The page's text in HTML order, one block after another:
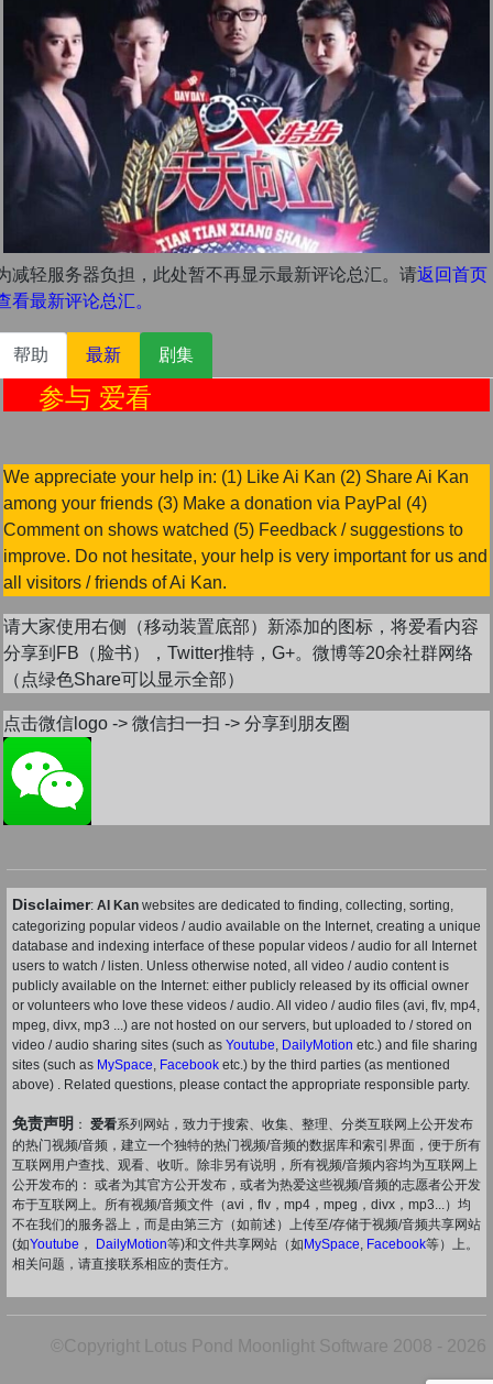
减轻服务器负担，此处暂不再显示最新评论总汇。请返回首页
看最新评论总汇。
帮助 最新 剧集
与 爱看
We appreciate your help in: (1) Like Ai Kan (2) Share Ai Kan
among your friends (3) Make a donation via PayPal (4)
Comment on shows watched (5) Feedback / suggestions to
improve. Do not hesitate, your help is very important for us and
all visitors / friends of Ai Kan.
请大家使用右侧（移动装置底部）新添加的图标，将爱看内容
分享到FB（脸书），Twitter推特，G+。微博等20余社群网络
（点绿色Share可以显示全部）
点击微信logo -> 微信扫一扫 -> 分享到朋友圈
Disclaimer: AI Kan websites are dedicated to finding, collecting, sorting,
categorizing popular videos / audio available on the Internet, creating a unique
database and indexing interface of these popular videos / audio for all Internet
users to watch / listen. Unless otherwise noted, all video / audio content is
publicly available on the Internet: either publicly released by its official owner
or volunteers who love these videos / audio. All video / audio files (avi, flv, mp4,
mpeg, divx, mp3 ...) are not hosted on our servers, but uploaded to / stored on
video / audio sharing sites (such as Youtube, DailyMotion etc.) and file sharing
sites (such as MySpace, Facebook etc.) by the third parties (as mentioned
above) . Related questions, please contact the appropriate responsible party.
免责声明 ： 爱看系列网站，致力于搜索、收集、整理、分类互联网上公开发布
的热门视频/音频，建立一个独特的热门视频/音频的数据库和索引界面，便于所有
互联网用户查找、观看、收听。除非另有说明，所有视频/音频内容均为互联网上
公开发布的： 或者为其官方公开发布，或者为热爱这些视频/音频的志愿者公开发
布于互联网上。所有视频/音频文件（avi，flv，mp4，mpeg，divx，mp3...）均
不在我们的服务器上，而是由第三方（如前述）上传至/存储于视频/音频共享网站
(如Youtube ， DailyMotion等)和文件共享网站（如MySpace, Facebook等）上。
相关问题，请直接联系相应的责任方。
©Copyright Lotus Pond Moonlight Software 2008 - 2026